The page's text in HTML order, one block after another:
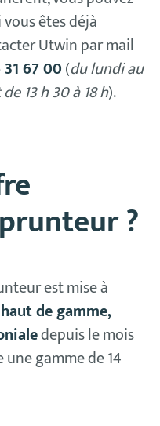
êtes déjà
Utwin par mail
67 00(du lundi au
13 h 30 à 18 h).
?
est mise à
de gamme,
depuis le mois
gamme de 14